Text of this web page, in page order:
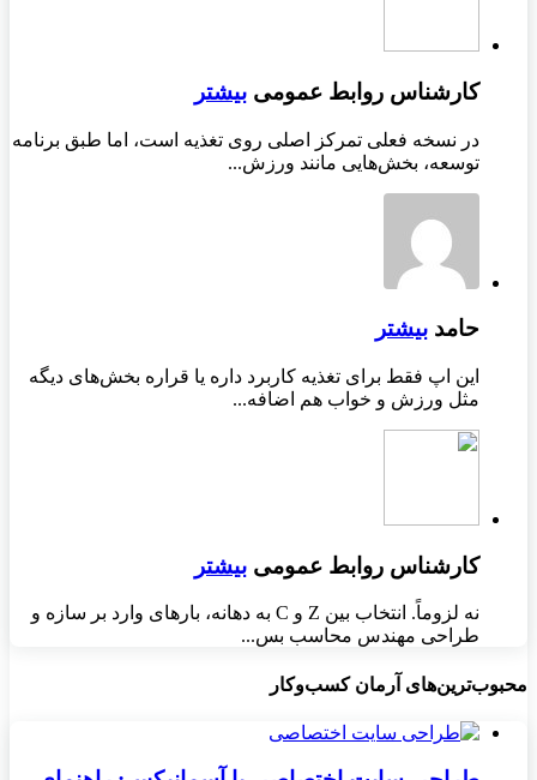
کارشناس روابط عمومی بیشتر
در نسخه فعلی تمرکز اصلی روی تغذیه است، اما طبق برنامه
توسعه، بخش‌هایی مانند ورزش...
حامد بیشتر
این اپ فقط برای تغذیه کاربرد داره یا قراره بخش‌های دیگه
مثل ورزش و خواب هم اضافه...
کارشناس روابط عمومی بیشتر
نه لزوماً. انتخاب بین Z و C به دهانه، بارهای وارد بر سازه و
طراحی مهندس محاسب بس...
محبوب‌ترین‌های آرمان کسب‌وکار